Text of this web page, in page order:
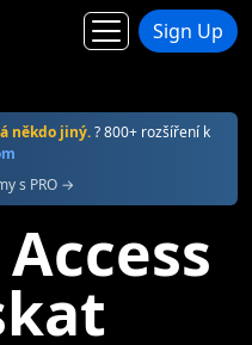
Sign Up
někdo jiný.? 800+ rozšíření k
s PRO →